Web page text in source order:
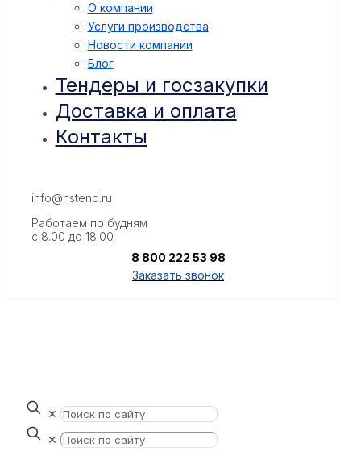
О компании
Услуги производства
Новости компании
Блог
Тендеры и госзакупки
Доставка и оплата
Контакты
info@nstend.ru
Работаем по будням
с 8.00 до 18.00
8 800 222 53 98
Заказать звонок
✕
✕